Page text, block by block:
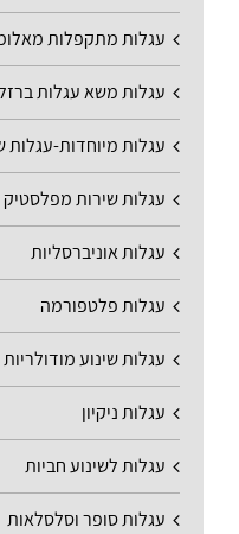
עגלות מתקפלות
עגלות משא עגלות
עגלות מיוחדות-עגלות
עגלות שירות
עגלות אוניברסליות
עגלות פלטפורמה
עגלות שינוע מודולריות
עגלות ניקיון
עגלות לשינוע חביות
עגלות סופר וסלסלאות